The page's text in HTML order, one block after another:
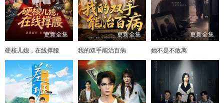
更新全集
硬核儿媳，在线撑腰
更新全集
我的双手能治百病
更新全集
她不是不敢离